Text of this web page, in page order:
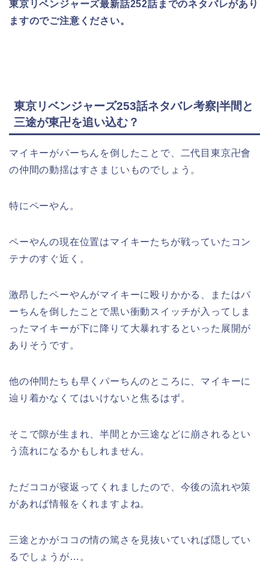
東京リベンジャーズ最新話252話までのネタバレがあり
ますのでご注意ください。
東京リベンジャーズ253話ネタバレ考察|半間と
三途が東卍を追い込む？
マイキーがパーちんを倒したことで、二代目東京卍會
の仲間の動揺はすさまじいものでしょう。
特にペーやん。
ペーやんの現在位置はマイキーたちが戦っていたコン
テナのすぐ近く。
激昂したペーやんがマイキーに殴りかかる、またはパ
ーちんを倒したことで黒い衝動スイッチが入ってしま
ったマイキーが下に降りて大暴れするといった展開が
ありそうです。
他の仲間たちも早くパーちんのところに、マイキーに
辿り着かなくてはいけないと焦るはず。
そこで隙が生まれ、半間とか三途などに崩されるとい
う流れになるかもしれません。
ただココが寝返ってくれましたので、今後の流れや策
があれば情報をくれますよね。
三途とかがココの情の篤さを見抜いていれば隠してい
るでしょうが…。